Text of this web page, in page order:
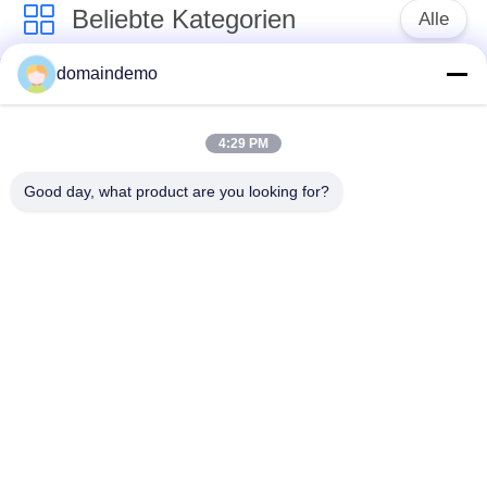
Beliebte Kategorien Alle
LED-Display mit
Werbe -LED -Anzeige
farbenreiche geführte
kleines Pixel -Pitch -
domaindemo
4:29 PM
Good day, what product are you looking for?